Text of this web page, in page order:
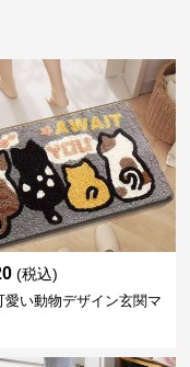
(税込)
愛い動物デザイン玄関マ